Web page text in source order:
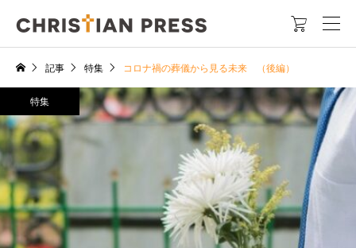

記事 特集 コロナ禍の葬儀から見る未来 （後編）
特集